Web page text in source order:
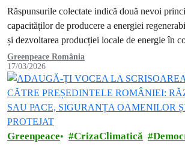
Răspunsurile colectate indică două nevoi
capacităților de producere a energiei
și dezvoltarea producției locale de energie în
gospodării.
Greenpeace România
17/03/2026
Greenpeace CrizaClimatică